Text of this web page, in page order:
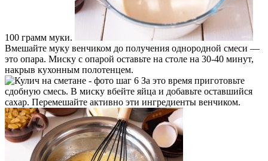
100 грамм муки.
Вмешайте муку венчиком до получения однородной смеси —
это опара. Миску с опарой оставьте на столе на 30-40 минут,
накрыв кухонным полотенцем.
За это время приготовьте
сдобную смесь. В миску вбейте яйца и добавьте оставшийся
сахар. Перемешайте активно эти ингредиенты венчиком.